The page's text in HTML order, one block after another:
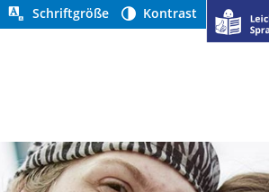
Schriftgröße Kontrast